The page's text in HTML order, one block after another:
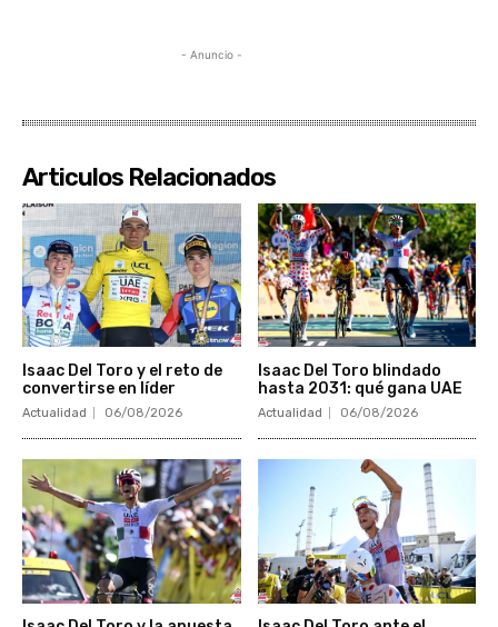
- Anuncio -
Articulos Relacionados
Isaac Del Toro y el reto de
convertirse en líder
Actualidad 06/08/2026
Isaac Del Toro blindado
hasta 2031: qué gana UAE
Actualidad 06/08/2026